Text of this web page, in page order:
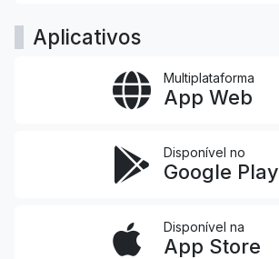
Aplicativos
Multiplataforma
App Web
Disponível no
Google Play
Disponível na
App Store